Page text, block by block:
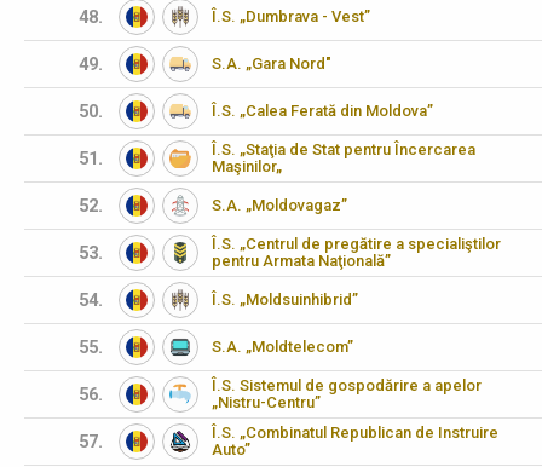
48. Î.S. „Dumbrava - Vest”
49. S.A. „Gara Nord"
50. Î.S. „Calea Ferată din Moldova”
51.
Î.S. „Staţia de Stat pentru Încercarea
Maşinilor„
52. S.A. „Moldovagaz”
53.
Î.S. „Centrul de pregătire a specialiştilor
pentru Armata Naţională”
54. Î.S. „Moldsuinhibrid”
55. S.A. „Moldtelecom”
56.
Î.S. Sistemul de gospodărire a apelor
„Nistru-Centru”
57.
Î.S. „Combinatul Republican de Instruire
Auto”